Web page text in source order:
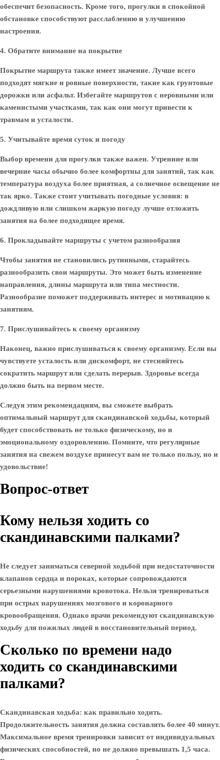
обеспечит безопасность. Кроме того, прогулки в спокойной
обстановке способствуют расслаблению и улучшению
настроения.
4. Обратите внимание на покрытие
Покрытие маршрута также имеет значение. Лучше всего
подходят мягкие и ровные поверхности, такие как грунтовые
дорожки или асфальт. Избегайте маршрутов с неровными или
каменистыми участками, так как они могут привести к
травмам и усталости.
5. Учитывайте время суток и погоду
Выбор времени для прогулки также важен. Утренние или
вечерние часы обычно более комфортны для занятий, так как
температура воздуха более приятная, а солнечное освещение не
так ярко. Также стоит учитывать погодные условия: в
дождливую или слишком жаркую погоду лучше отложить
занятия на более подходящее время.
6. Прокладывайте маршруты с учетом разнообразия
Чтобы занятия не становились рутинными, старайтесь
разнообразить свои маршруты. Это может быть изменение
направления, длины маршрута или типа местности.
Разнообразие поможет поддерживать интерес и мотивацию к
занятиям.
7. Прислушивайтесь к своему организму
Наконец, важно прислушиваться к своему организму. Если вы
чувствуете усталость или дискомфорт, не стесняйтесь
сократить маршрут или сделать перерыв. Здоровье всегда
должно быть на первом месте.
Следуя этим рекомендациям, вы сможете выбрать
оптимальный маршрут для скандинавской ходьбы, который
будет способствовать не только физическому, но и
эмоциональному оздоровлению. Помните, что регулярные
занятия на свежем воздухе принесут вам не только пользу, но и
удовольствие!
Вопрос-ответ
Кому нельзя ходить со
скандинавскими палками?
Не следует заниматься северной ходьбой при недостаточности
клапанов сердца и пороках, которые сопровождаются
серьезными нарушениями кровотока. Нельзя тренироваться
при острых нарушениях мозгового и коронарного
кровообращения. Однако врачи рекомендуют скандинавскую
ходьбу для пожилых людей в восстановительный период.
Сколько по времени надо
ходить со скандинавскими
палками?
Скандинавская ходьба: как правильно ходить.
Продолжительность занятия должна составлять более 40 минут.
Максимальное время тренировки зависит от индивидуальных
физических способностей, но не должно превышать 1,5 часа.